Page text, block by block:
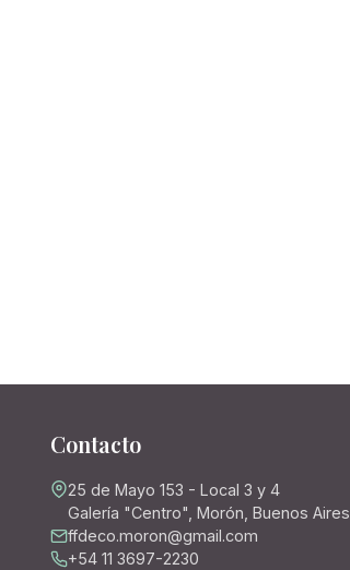
Contacto
25 de Mayo 153 - Local 3 y 4
Galería "Centro", Morón, Buenos Aires
ffdeco.moron@gmail.com
+54 11 3697-2230